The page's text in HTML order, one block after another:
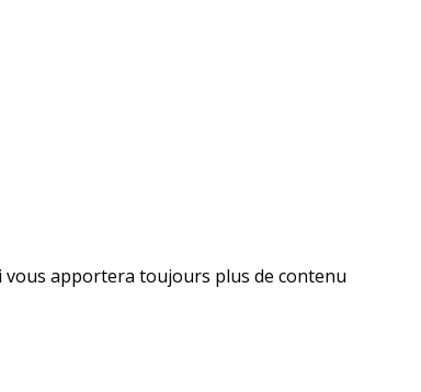
apportera toujours plus de contenu